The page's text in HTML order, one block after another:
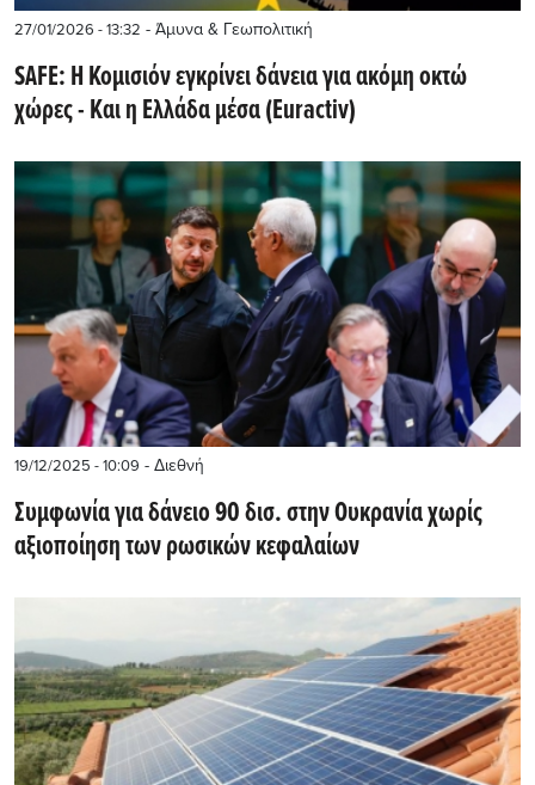
27/01/2026 - 13:32 - Άμυνα & Γεωπολιτική
SAFE: Η Κομισιόν εγκρίνει δάνεια για ακόμη οκτώ
χώρες - Kαι η Ελλάδα μέσα (Euractiv)
19/12/2025 - 10:09 - Διεθνή
Συμφωνία για δάνειο 90 δισ. στην Ουκρανία χωρίς
αξιοποίηση των ρωσικών κεφαλαίων